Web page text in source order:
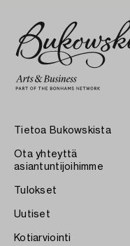
Tietoa Bukowskista
Ota yhteyttä
asiantuntijoihimme
Tulokset
Uutiset
Kotiarviointi